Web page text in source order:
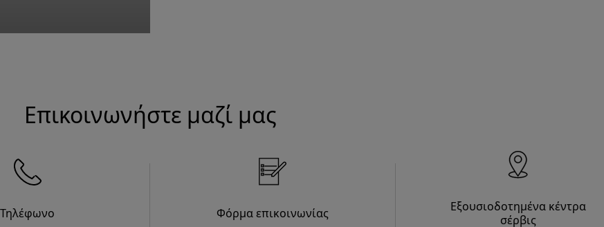
Επικοινωνήστε μαζί μας
Τηλέφωνο Φόρμα επικοινωνίας
Εξουσιοδοτημένα κέντρα
σέρβις